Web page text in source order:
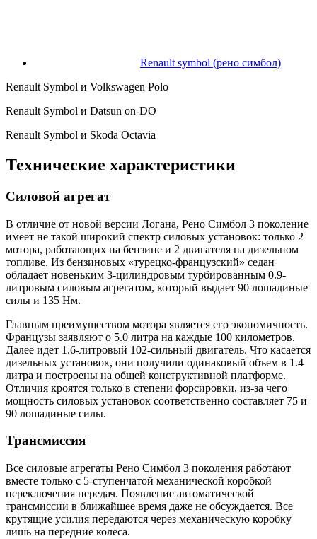
Renault symbol (рено симбол)
Renault Symbol и Volkswagen Polo
Renault Symbol и Datsun on-DO
Renault Symbol и Skoda Octavia
Технические характеристики
Силовой агрегат
В отличие от новой версии Логана, Рено Симбол 3 поколение
имеет не такой широкий спектр силовых установок: только 2
мотора, работающих на бензине и 2 двигателя на дизельном
топливе. Из бензиновых «турецко-французский» седан
обладает новеньким 3-цилиндровым турбированным 0.9-
литровым силовым агрегатом, который выдает 90 лошадиные
силы и 135 Нм.
Главным преимуществом мотора является его экономичность.
Французы заявляют о 5.0 литра на каждые 100 километров.
Далее идет 1.6-литровый 102-сильный двигатель. Что касается
дизельных установок, они получили одинаковый объем в 1.4
литра и построены на общей конструктивной платформе.
Отличия кроятся только в степени форсировки, из-за чего
мощность силовых установок соответственно составляет 75 и
90 лошадиные силы.
Трансмиссия
Все силовые агрегаты Рено Симбол 3 поколения работают
вместе только с 5-ступенчатой механической коробкой
переключения передач. Появление автоматической
трансмиссии в ближайшее время даже не обсуждается. Все
крутящие усилия передаются через механическую коробку
лишь на передние колеса.